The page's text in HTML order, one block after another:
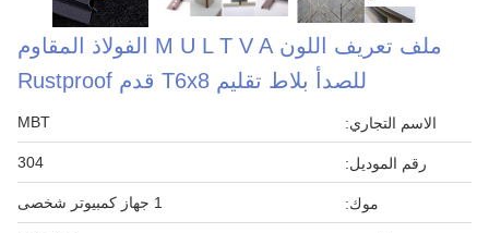
ملف تعريف اللون M U L T V A الفولاذ المقاوم
للصدأ بلاط تقليم T6x8 قدم Rustproof
الاسم التجاري: MBT
رقم الموديل: 304
موك: 1 جهاز كمبيوتر شخصى